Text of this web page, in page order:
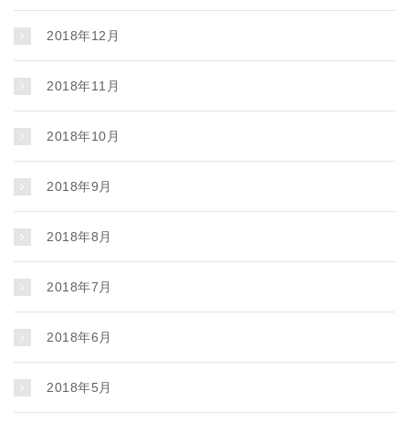
2018年12月
2018年11月
2018年10月
2018年9月
2018年8月
2018年7月
2018年6月
2018年5月